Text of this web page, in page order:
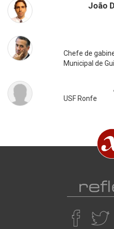
João
Chefe de
Municipal de
USF Ronfe